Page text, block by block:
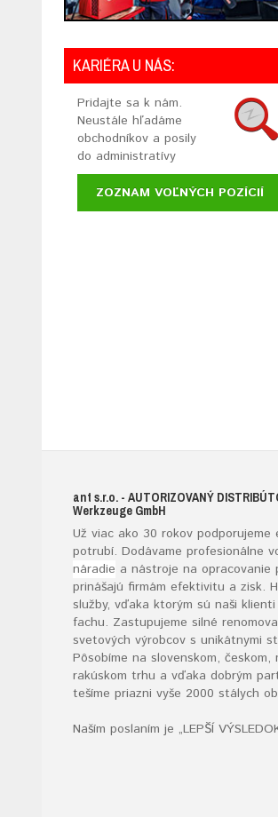
KARIÉRA U NÁS:
Pridajte sa k nám.
Neustále hľadáme
obchodníkov a posily
do administratívy
ZOZNAM VOĽNÝCH POZÍCIÍ
ant s.r.o. - AUTORIZOVANÝ
Werkzeuge GmbH
Už viac ako 30 rokov
potrubí. Dodávame profesionálne
náradie a nástroje na opracovanie
prinášajú firmám efektivitu a zisk.
služby, vďaka ktorým sú naši
fachu. Zastupujeme silné
svetových výrobcov s unikátnymi
Pôsobíme na slovenskom, českom,
rakúskom trhu a vďaka dobrým
tešíme priazni vyše 2000 stálych
Naším poslaním je „LEPŠÍ